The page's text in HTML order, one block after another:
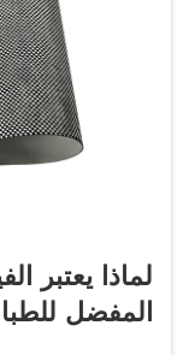
لماذا يعتبر
المفضل